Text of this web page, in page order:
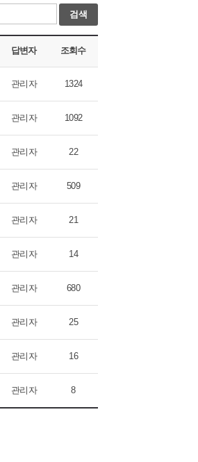
검색
답변자 조회수
관리자 1324
관리자 1092
관리자 22
관리자 509
관리자 21
관리자 14
관리자 680
관리자 25
관리자 16
관리자 8